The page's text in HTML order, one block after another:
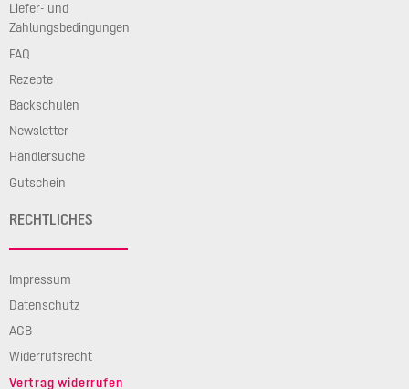
Liefer- und
Zahlungsbedingungen
FAQ
Rezepte
Backschulen
Newsletter
Händlersuche
Gutschein
RECHTLICHES
Impressum
Datenschutz
AGB
Widerrufsrecht
Vertrag widerrufen